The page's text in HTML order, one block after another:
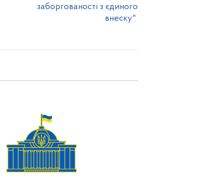
заборгованості з єдиного
внеску"